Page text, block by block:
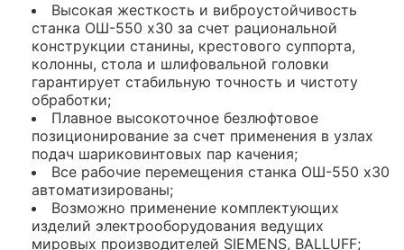
Высокая жесткость и виброустойчивость
станка ОШ-550 x30 за счет рациональной
конструкции станины, крестового суппорта,
колонны, стола и шлифовальной головки
гарантирует стабильную точность и чистоту
обработки;
Плавное высокоточное безлюфтовое
позиционирование за счет применения в узлах
подач шариковинтовых пар качения;
Все рабочие перемещения станка ОШ-550 x30
автоматизированы;
Возможно применение комплектующих
изделий электрооборудования ведущих
мировых производителей SIEMENS, BALLUFF;